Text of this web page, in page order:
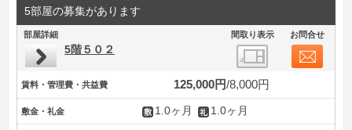
5部屋の募集があります
部屋詳細 間取り表示 お問合せ
5階５０２
賃料・管理費・共益費 125,000円 8,000円
敷金・礼金 1.0ヶ月 1.0ヶ月